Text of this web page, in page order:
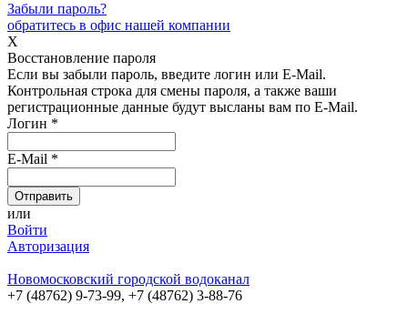
Забыли пароль?
обратитесь в офис нашей компании
X
Восстановление пароля
Если вы забыли пароль, введите логин или E-Mail.
Контрольная строка для смены пароля, а также ваши
регистрационные данные будут высланы вам по E-Mail.
Логин *
E-Mail *
или
Войти
Авторизация
Новомосковский городской водоканал
+7 (48762) 9-73-99, +7 (48762) 3-88-76